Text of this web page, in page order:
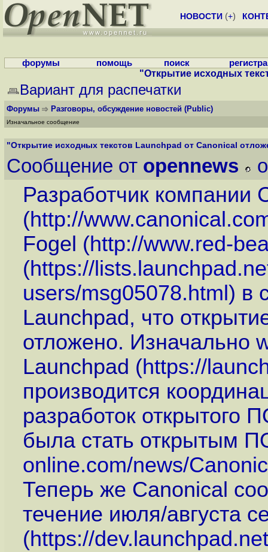
НОВОСТИ (+)
форумы помощь поиск
"Открытие исходных
Вариант для распечатки
Форумы Разговоры, обсуждение новостей (Public)
Изначальное сообщение
"Открытие исходных текстов Launchpad от Canonical
Сообщение от opennews
Разработчик компании
(http://
Fogel (http://www.red-
(https://
users/msg05078.html ) в
Launchpad, что
отложено. Изначально
Launchpad (https://
производится
разработок открытого
была стать открытым
online.com/news/
Теперь же Canonical
течение июля/августа
(https://